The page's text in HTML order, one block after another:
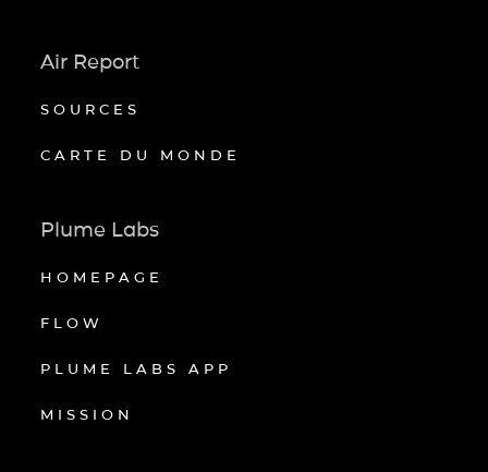
Air Report
SOURCES
CARTE DU MONDE
Plume Labs
HOMEPAGE
FLOW
PLUME LABS APP
MISSION